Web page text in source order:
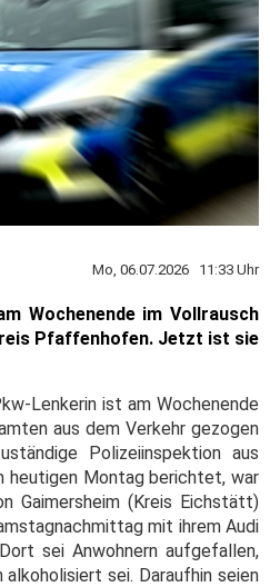
Mo, 06.07.2026 11:33 Uhr
Wochenende im Vollrausch
Pfaffenhofen. Jetzt ist sie
Lenkerin ist am Wochenende
aus dem Verkehr gezogen
Polizeiinspektion aus
heutigen Montag berichtet, war
Gaimersheim (Kreis Eichstätt)
mit ihrem Audi
sei Anwohnern aufgefallen,
sei. Daraufhin seien